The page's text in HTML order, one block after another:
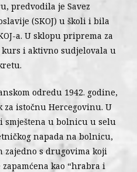
predvodila je Savez
(SKOJ) u školi i bila
a. U sklopu priprema za
i aktivno sudjelovala u
odredu 1942. godine,
istočnu Hercegovinu. U
u bolnicu u selu
napada na bolnicu,
zajedno s drugovima koji
kao “hrabra i